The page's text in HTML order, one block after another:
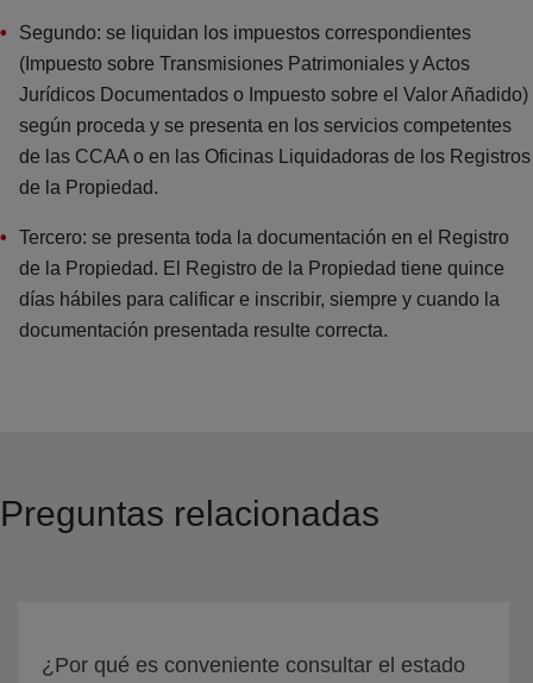
Segundo: se liquidan los impuestos correspondientes
(Impuesto sobre Transmisiones Patrimoniales y Actos
Jurídicos Documentados o Impuesto sobre el Valor Añadido)
según proceda y se presenta en los servicios competentes
de las CCAA o en las Oficinas Liquidadoras de los Registros
de la Propiedad.
Tercero: se presenta toda la documentación en el Registro
de la Propiedad. El Registro de la Propiedad tiene quince
días hábiles para calificar e inscribir, siempre y cuando la
documentación presentada resulte correcta.
Preguntas relacionadas
¿Por qué es conveniente consultar el estado